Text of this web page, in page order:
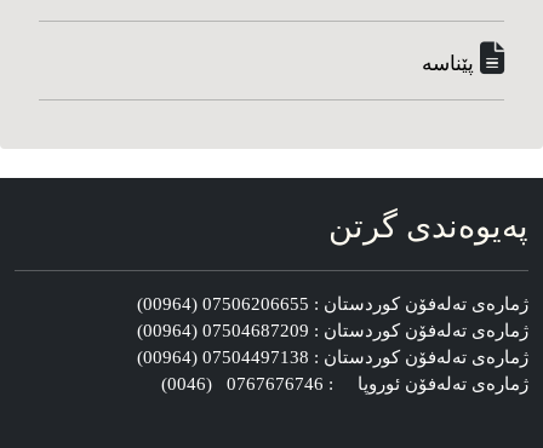
پێناسه‌
په‌یوه‌ندی گرتن
ژماره‌ی ته‌له‌فۆن کوردستان : 07506206655 (00964)
ژماره‌ی ته‌له‌فۆن کوردستان : 07504687209 (00964)
ژماره‌ی ته‌له‌فۆن کوردستان : 07504497138 (00964)
ژماره‌ی ته‌له‌فۆن ئوروپا : 0767676746 (0046)